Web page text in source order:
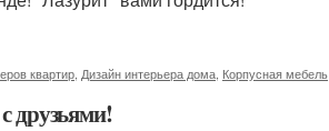
квартир Дизайн интерьера дома Корпусная мебель
друзьями!